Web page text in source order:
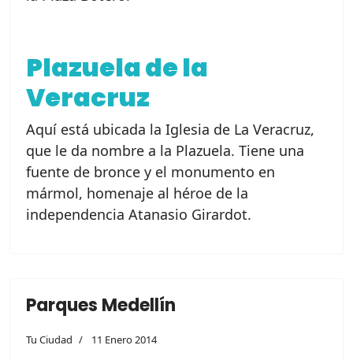
Plazuela de la
Veracruz
Aquí está ubicada la Iglesia de La Veracruz,
que le da nombre a la Plazuela. Tiene una
fuente de bronce y el monumento en
mármol, homenaje al héroe de la
independencia Atanasio Girardot.
Parques Medellín
Tu Ciudad 11 Enero 2014